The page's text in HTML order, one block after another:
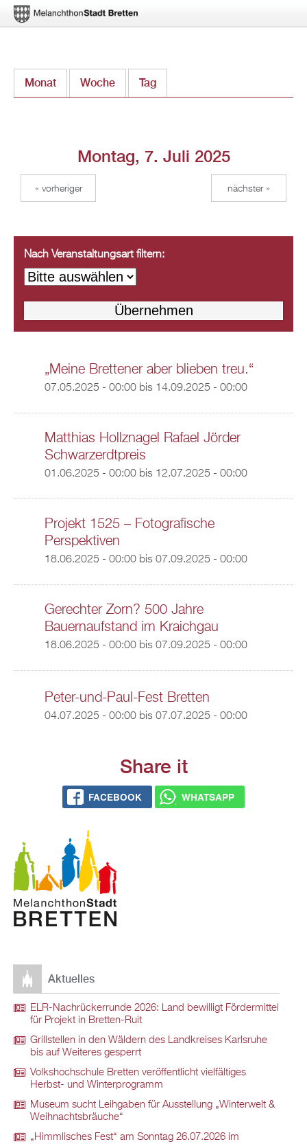
zum
Monat Woche Tag
Montag, 7. Juli 2025
« vorheriger nächster »
Nach Veranstaltungsart filtern:
„Meine Brettener aber blieben treu.“
07.05.2025 - 00:00bis 14.09.2025 - 00:00
Matthias Hollznagel Rafael Jörder
Schwarzerdtpreis
01.06.2025 - 00:00bis 12.07.2025 - 00:00
Projekt 1525 – Fotografische
Perspektiven
18.06.2025 - 00:00bis 07.09.2025 - 00:00
Gerechter Zorn? 500 Jahre
Bauernaufstand im Kraichgau
18.06.2025 - 00:00bis 07.09.2025 - 00:00
Peter-und-Paul-Fest Bretten
04.07.2025 - 00:00bis 07.07.2025 - 00:00
Share it
FACEBOOK WHATSAPP
Aktuelles
ELR-Nachrückerrunde 2026: Land bewilligt Fördermittel
für Projekt in Bretten-Ruit
Grillstellen in den Wäldern des Landkreises Karlsruhe
bis auf Weiteres gesperrt
Volkshochschule Bretten veröffentlicht vielfältiges
Herbst- und Winterprogramm
Museum sucht Leihgaben für Ausstellung „Winterwelt &
Weihnachtsbräuche“
„Himmlisches Fest“ am Sonntag 26.07.2026 im